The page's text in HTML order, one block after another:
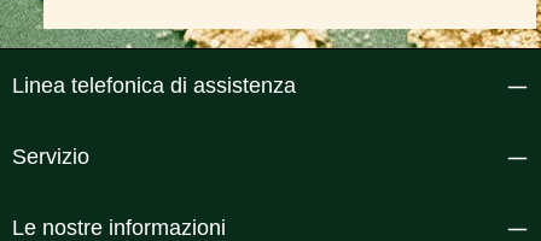
Linea telefonica di assistenza
Servizio
Le nostre informazioni